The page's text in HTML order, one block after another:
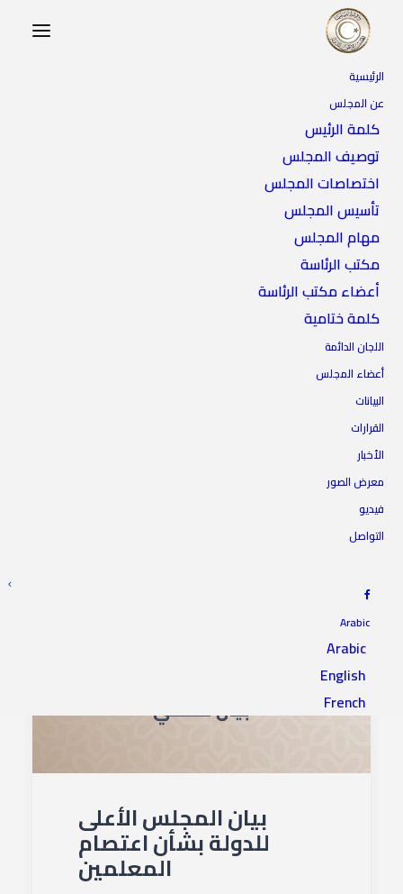
الرئيسية
عن المجلس
كلمة الرئيس
توصيف المجلس
اختصاصات المجلس
تأسيس المجلس
مهام المجلس
مكتب الرئاسة
أعضاء مكتب الرئاسة
كلمة ختامية
اللجان الدائمة
أعضاء المجلس
البيانات
القرارات
الأخبار
معرض الصور
فيديو
التواصل
Arabic
Arabic
English
French
بيان المجلس الأعلى
للدولة بشأن اعتصام
المعلمين